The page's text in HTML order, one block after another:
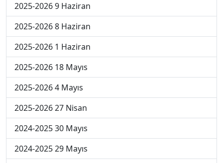
2025-2026 9 Haziran
2025-2026 8 Haziran
2025-2026 1 Haziran
2025-2026 18 Mayıs
2025-2026 4 Mayıs
2025-2026 27 Nisan
2024-2025 30 Mayıs
2024-2025 29 Mayıs